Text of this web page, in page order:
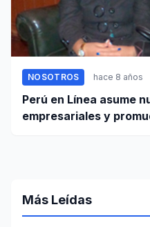
NOSOTROS hace 8 años
Perú en Línea asume
empresariales y
Más Leídas